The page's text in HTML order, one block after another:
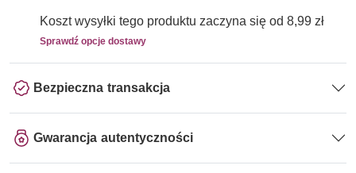
Koszt wysyłki tego produktu zaczyna się od 8,99 zł
Sprawdź opcje dostawy
Bezpieczna transakcja
Gwarancja autentyczności